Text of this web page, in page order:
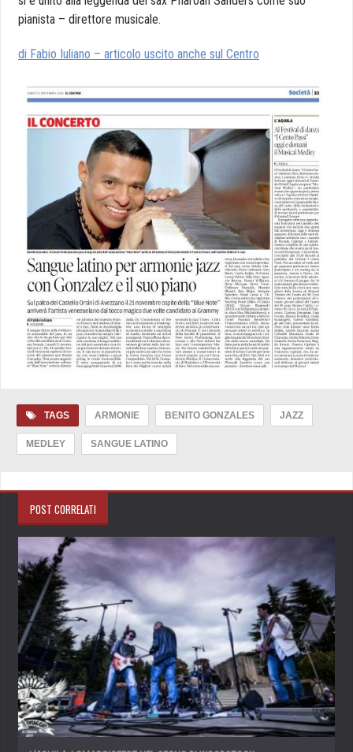
pianista – direttore musicale.
di Fabio Iuliano – articolo uscito anche sul Centro
TAGS ARMONIE BENITO GONZALES JAZZ
MEDLEY SANGUE LATINO
POST CORRELATI